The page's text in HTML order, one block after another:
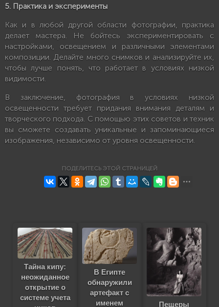
5. Практика и эксперименты
Как и в любой другой области фотографии, практика
делает мастера. Не бойтесь экспериментировать с
настройками, освещением и различными элементами
композиции. Делайте много снимков и анализируйте их,
чтобы лучше понять, что работает в условиях низкой
видимости.
В заключение, фотография в условиях низкой
освещенности требует придания внимания деталям и
творческого подхода. С помощью этих советов и техник
вы сможете создавать уникальные и запоминающиеся
изображения, независимо от уровня освещенности.
ПОДЕЛИТЕСЬ ЭТОЙ СТРАНИЦЕЙ
Тайна кипу:
неожиданное
открытие о
системе учета
В Египте
обнаружили
артефакт с
именем
Пещеры